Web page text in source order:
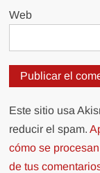
Web
Este sitio usa
reducir el spam.
cómo se
de tus